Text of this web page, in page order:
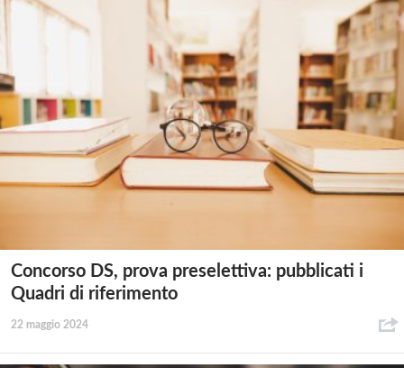
Concorso DS, prova preselettiva: pubblicati i
Quadri di riferimento
22 maggio 2024